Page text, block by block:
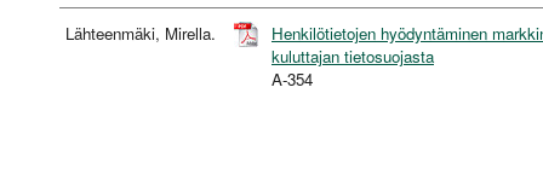
Lähteenmäki, Mirella.
Henkilötietojen hyödyntäminen
kuluttajan tietosuojasta
A-354